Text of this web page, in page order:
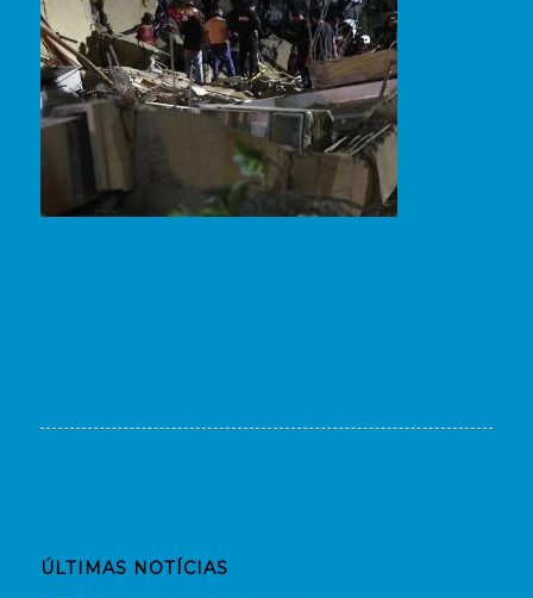
ÚLTIMAS NOTÍCIAS